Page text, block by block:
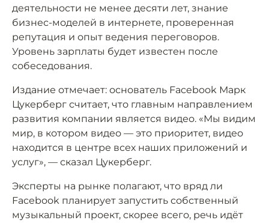
деятельности не менее десяти лет, знание
бизнес-моделей в интернете, проверенная
репутация и опыт ведения переговоров.
Уровень зарплаты будет известен после
собеседования.
Издание отмечает: основатель Facebook Марк
Цукерберг считает, что главным направлением
развития компании является видео. «Мы видим
мир, в котором видео — это приоритет, видео
находится в центре всех наших приложений и
услуг», — сказал Цукерберг.
Эксперты на рынке полагают, что вряд ли
Facebook планирует запустить собственный
музыкальный проект, скорее всего, речь идёт